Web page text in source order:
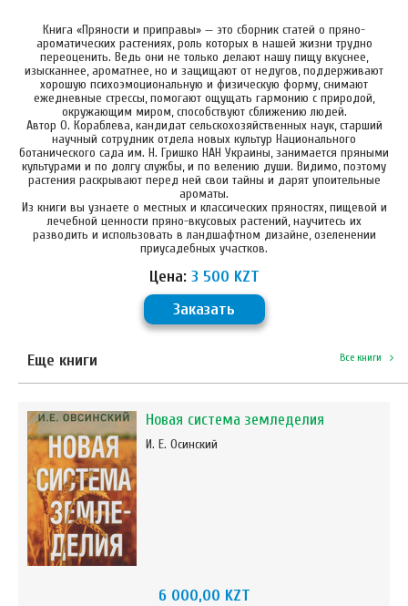
Книга «Пряности и приправы» — это сборник статей о пряно-
ароматических растениях, роль которых в нашей жизни трудно
переоценить. Ведь они не только делают нашу пищу вкуснее,
изысканнее, ароматнее, но и защищают от недугов, поддерживают
хорошую психоэмоциональную и физическую форму, снимают
ежедневные стрессы, помогают ощущать гармонию с природой,
окружающим миром, способствуют сближению людей.
Автор О. Кораблева, кандидат сельскохозяйственных наук, старший
научный сотрудник отдела новых культур Национального
ботанического сада им. Н. Гришко НАН Украины, занимается пряными
культурами и по долгу службы, и по велению души. Видимо, поэтому
растения раскрывают перед ней свои тайны и дарят упоительные
ароматы.
Из книги вы узнаете о местных и классических пряностях, пищевой и
лечебной ценности пряно-вкусовых растений, научитесь их
разводить и использовать в ландшафтном дизайне, озеленении
приусадебных участков.
Цена:3 500 KZT
Заказать
Еще книги Все книги
Новая система земледелия
И. Е. Осинский
6 000,00 KZT